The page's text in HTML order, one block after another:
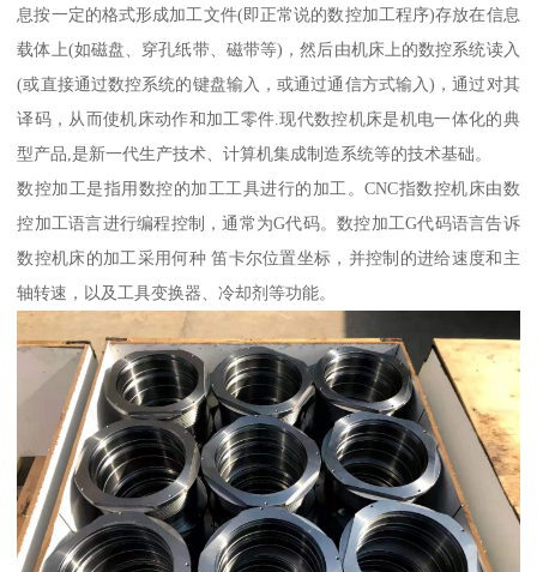
息按一定的格式形成加工文件(即正常说的数控加工程序)存放在信息
载体上(如磁盘、穿孔纸带、磁带等)，然后由机床上的数控系统读入
(或直接通过数控系统的键盘输入，或通过通信方式输入)，通过对其
译码，从而使机床动作和加工零件.现代数控机床是机电一体化的典
型产品,是新一代生产技术、计算机集成制造系统等的技术基础。
数控加工是指用数控的加工工具进行的加工。CNC指数控机床由数
控加工语言进行编程控制，通常为G代码。数控加工G代码语言告诉
数控机床的加工采用何种 笛卡尔位置坐标，并控制的进给速度和主
轴转速，以及工具变换器、冷却剂等功能。